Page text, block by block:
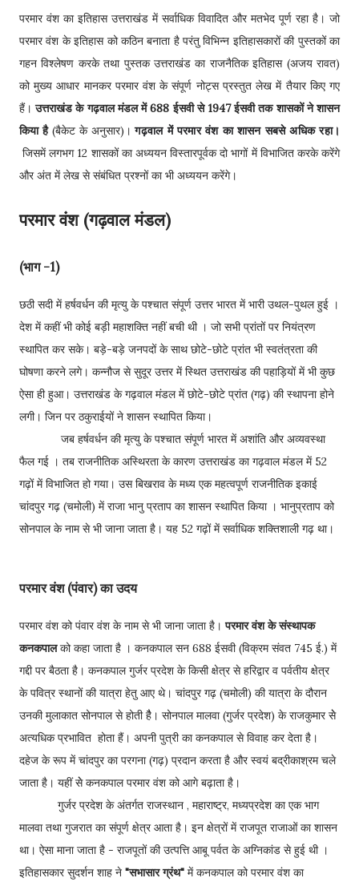
परमार वंश का इतिहास उत्तराखंड में सर्वाधिक विवादित और मतभेद पूर्ण रहा है। जो
परमार वंश के इतिहास को कठिन बनाता है परंतु विभिन्न इतिहासकारों की पुस्तकों का
गहन विश्लेषण करके तथा पुस्तक उत्तराखंड का राजनैतिक इतिहास (अजय रावत)
को मुख्य आधार मानकर परमार वंश के संपूर्ण नोट्स प्रस्तुत लेख में तैयार किए गए
हैं।उत्तराखंड के गढ़वाल मंडल में 688 ईसवी से 1947 ईसवी तक शासकों ने शासन
किया है(बैकेट के अनुसार)।गढ़वाल में परमार वंश का शासन सबसे अधिक रहा।
जिसमें लगभग 12 शासकों का अध्ययन विस्तारपूर्वक दो भागों में विभाजित करके करेंगे
और अंत में लेख से संबंधित प्रश्नों का भी अध्ययन करेंगे।
परमार वंश (गढ़वाल मंडल)
(भाग -1)
छठी सदी में हर्षवर्धन की मृत्यु के पश्चात संपूर्ण उत्तर भारत में भारी उथल-पुथल हुई ।
देश में कहीं भी कोई बड़ी महाशक्ति नहीं बची थी । जो सभी प्रांतों पर नियंत्रण
स्थापित कर सके। बड़े-बड़े जनपदों के साथ छोटे-छोटे प्रांत भी स्वतंत्रता की
घोषणा करने लगे। कन्नौज से सुदूर उत्तर में स्थित उत्तराखंड की पहाड़ियों में भी कुछ
ऐसा ही हुआ। उत्तराखंड के गढ़वाल मंडल में छोटे-छोटे प्रांत (गढ़) की स्थापना होने
लगी। जिन पर ठकुराईयों ने शासन स्थापित किया।
जब हर्षवर्धन की मृत्यु के पश्चात संपूर्ण भारत में अशांति और अव्यवस्था
फैल गई । तब राजनीतिक अस्थिरता के कारण उत्तराखंड का गढ़वाल मंडल में 52
गढ़ों में विभाजित हो गया। उस बिखराव के मध्य एक महत्वपूर्ण राजनीतिक इकाई
चांदपुर गढ़ (चमोली) में राजा भानु प्रताप का शासन स्थापित किया । भानुप्रताप को
सोनपाल के नाम से भी जाना जाता है। यह 52 गढ़ों में सर्वाधिक शक्तिशाली गढ़ था।
परमार वंश (पंवार) का उदय
परमार वंश को पंवार वंश के नाम से भी जाना जाता है।परमार वंश के संस्थापक
कनकपालको कहा जाता है । कनकपाल सन 688 ईसवी (विक्रम संवत 745 ई.) में
गद्दी पर बैठता है। कनकपाल गुर्जर प्रदेश के किसी क्षेत्र से हरिद्वार व पर्वतीय क्षेत्र
के पवित्र स्थानों की यात्रा हेतु आए थे। चांदपुर गढ़ (चमोली) की यात्रा के दौरान
उनकी मुलाकात सोनपाल से होती हैै। सोनपाल मालवा (गुर्जर प्रदेश) के राजकुमार सेे
अत्यधिक प्रभावित होता हैं। अपनी पुत्री का कनकपाल से विवाह कर देता है।
दहेज के रूप में चांदपुर का परगना (गढ़) प्रदान करता है और स्वयं बद्रीकाश्रम चले
जाता है। यहीं सेे कनकपाल परमार वंश को आगे बढ़ाता है।
गुर्जर प्रदेश के अंतर्गत राजस्थान , महाराष्ट्र, मध्यप्रदेश का एक भाग
मालवा तथा गुजरात का संपूर्ण क्षेत्र आता है। इन क्षेत्रों में राजपूत राजाओं का शासन
था। ऐसा माना जाता है - राजपूतों की उत्पत्ति आबू पर्वत के अग्निकांड से हुई थी ।
इतिहासकार सुदर्शन शाह ने "सभासार ग्रंथ" में कनकपाल को परमार वंश का